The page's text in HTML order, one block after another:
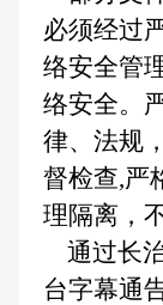
必须经过
络安全管
络安全。
律、法规
督检查,严
理隔离，
通过长
台字幕通